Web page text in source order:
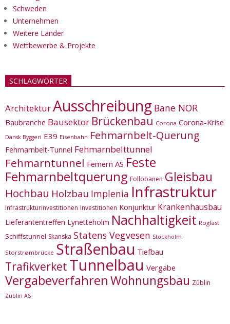
Schweden
Unternehmen
Weitere Länder
Wettbewerbe & Projekte
SCHLAGWÖRTER
ArchitekturAusschreibung Bane NOR
Baubranche Bausektor Brückenbau Corona Corona-Krise
Dansk Byggeri E39 Eisenbahn Fehmarnbelt-Querung
Fehmarnbelt-Tunnel Fehmarnbelttunnel
Fehmarntunnel Femern AS Feste
Fehmarnbeltquerung Follobanen Gleisbau
Hochbau Holzbau Implenia Infrastruktur
Infrastrukturinvestitionen Investitionen Konjunktur Krankenhausbau
Lieferantentreffen Lynetteholm Nachhaltigkeit Rogfast
Schiffstunnel Skanska Statens Vegvesen Stockholm
Storstrømbrücke Straßenbau Tiefbau
Trafikverket Tunnelbau Vergabe
VergabeverfahrenWohnungsbau Züblin
Züblin AS